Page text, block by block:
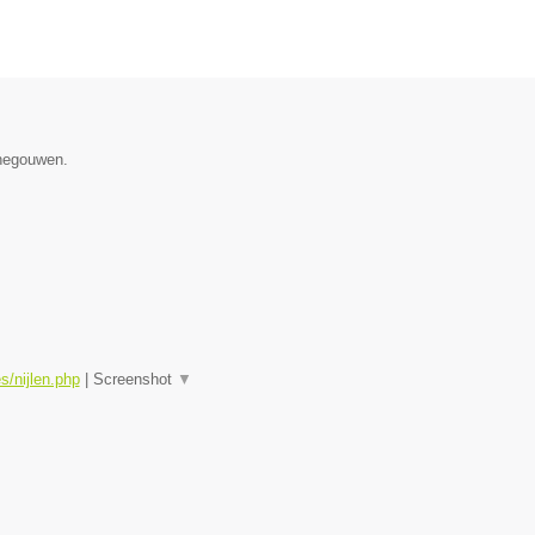
nijlen.php| Screenshot ▼